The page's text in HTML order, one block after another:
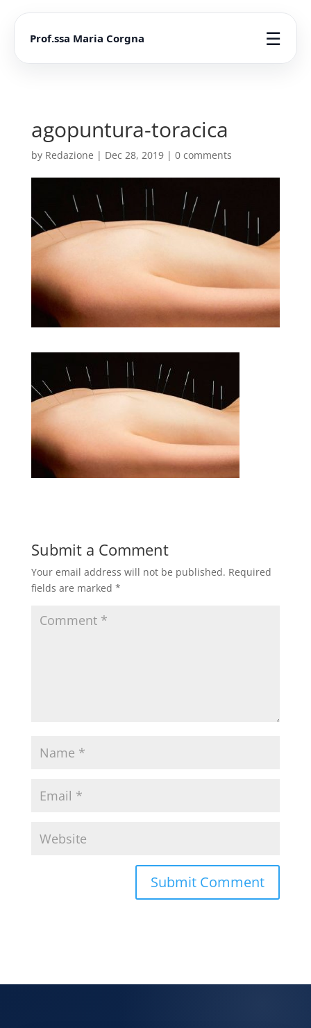
Prof.ssa Maria Corgna ☰
agopuntura-toracica
by Redazione | Dec 28, 2019| 0 comments
Submit a Comment
Your email address will not be published. Required
fields are marked *